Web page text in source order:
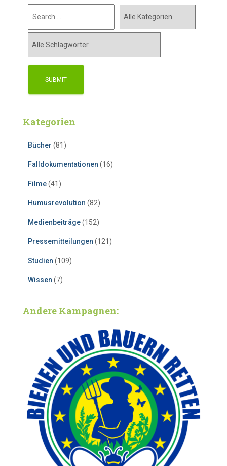
Kategorien
Bücher (81)
Falldokumentationen (16)
Filme(41)
Humusrevolution (82)
Medienbeiträge(152)
Pressemitteilungen (121)
Studien (109)
Wissen (7)
Andere Kampagnen: